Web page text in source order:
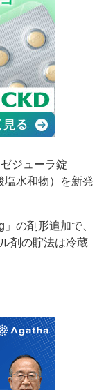
ジューラ錠
塩水和物）を新発
の剤形追加で、
剤の貯法は冷蔵